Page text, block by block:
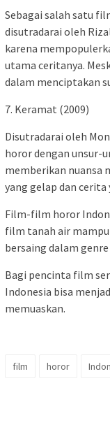
Sebagai salah satu
disutradarai oleh
karena
utama ceritanya.
dalam menciptakan
7. Keramat (2009)
Disutradarai oleh
horor dengan unsur-
memberikan nuansa
yang gelap dan
Film-film horor
film tanah air
bersaing dalam
Bagi pencinta film
Indonesia bisa
memuaskan.
film horor